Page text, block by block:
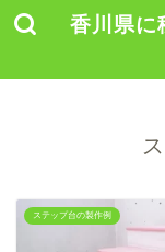
香川県に
ステップ台の製作例